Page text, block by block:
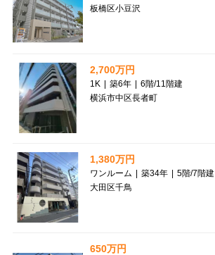
板橋区小豆沢
2,700万円
1K | 築6年 | 6階/11階建
横浜市中区長者町
1,380万円
ワンルーム | 築34年 | 5階/7階建
大田区千鳥
650万円